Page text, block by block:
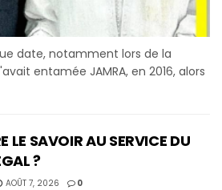
date, notamment lors de la
entamée JAMRA, en 2016, alors
LE SAVOIR AU SERVICE DU
?
AOÛT 7, 2026 0